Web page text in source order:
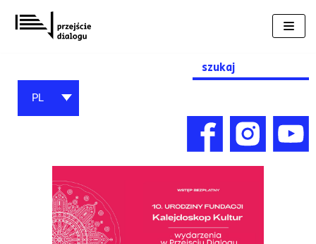
Przejdź
do
Search
for:
PL